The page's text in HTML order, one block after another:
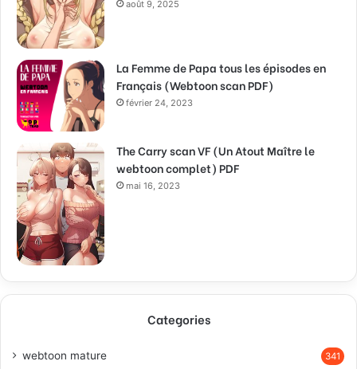
août 9, 2025
La Femme de Papa tous les épisodes en
Français (Webtoon scan PDF)
février 24, 2023
The Carry scan VF (Un Atout Maître le
webtoon complet) PDF
mai 16, 2023
Categories
webtoon mature 341